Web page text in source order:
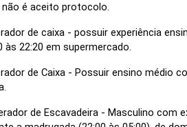
não é aceito protocolo.
de caixa - possuir experiência
às 22:20 em supermercado.
de Caixa - Possuir ensino médio
de Escavadeira - Masculino com